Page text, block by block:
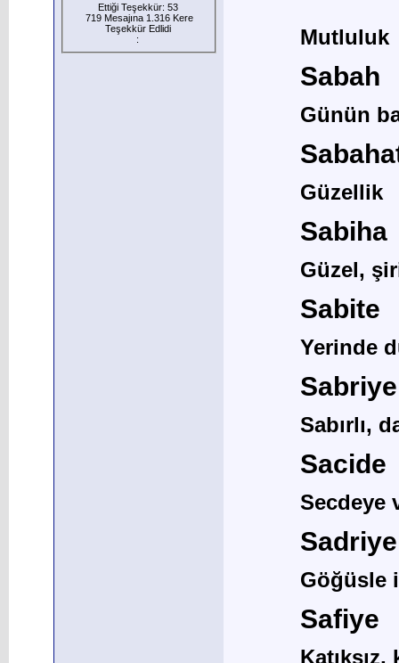
Ettiği Teşekkür: 53
719 Mesajına 1.316 Kere
Teşekkür Edlidi
:
Mutluluk
Sabah
Günün
Güzellik
Sabiha
Güzel,
Sabite
Yerinde
Sabriye
Sabırlı,
Sacide
Secdeye
Sadriye
Göğüsle
Safiye
Katıksız,